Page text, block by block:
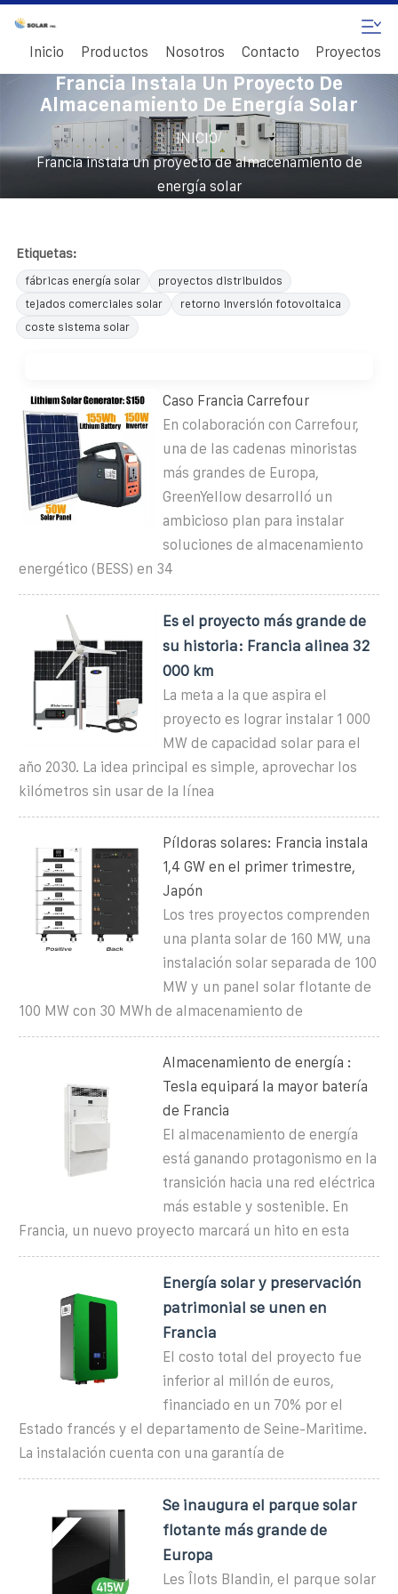
Inicio Productos Nosotros Contacto Proyectos
Francia Instala Un Proyecto De
Almacenamiento De Energía Solar
INICIO/
Francia instala un proyecto de almacenamiento de
energía solar
Etiquetas:
fábricas energía solar
proyectos distribuidos
tejados comerciales solar
retorno inversión fotovoltaica
coste sistema solar
Caso Francia Carrefour
En colaboración con Carrefour,
una de las cadenas minoristas
más grandes de Europa,
GreenYellow desarrolló un
ambicioso plan para instalar
soluciones de almacenamiento
energético (BESS) en 34
Es el proyecto más grande de
su historia: Francia alinea 32
000 km
La meta a la que aspira el
proyecto es lograr instalar 1 000
MW de capacidad solar para el
año 2030. La idea principal es simple, aprovechar los
kilómetros sin usar de la línea
Píldoras solares: Francia instala
1,4 GW en el primer trimestre,
Japón
Los tres proyectos comprenden
una planta solar de 160 MW, una
instalación solar separada de 100
MW y un panel solar flotante de
100 MW con 30 MWh de almacenamiento de
Almacenamiento de energía :
Tesla equipará la mayor batería
de Francia
El almacenamiento de energía
está ganando protagonismo en la
transición hacia una red eléctrica
más estable y sostenible. En
Francia, un nuevo proyecto marcará un hito en esta
Energía solar y preservación
patrimonial se unen en
Francia
El costo total del proyecto fue
inferior al millón de euros,
financiado en un 70% por el
Estado francés y el departamento de Seine-Maritime.
La instalación cuenta con una garantía de
Se inaugura el parque solar
flotante más grande de
Europa
Les Îlots Blandin, el parque solar